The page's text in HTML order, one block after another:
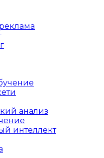
анализ
интеллект